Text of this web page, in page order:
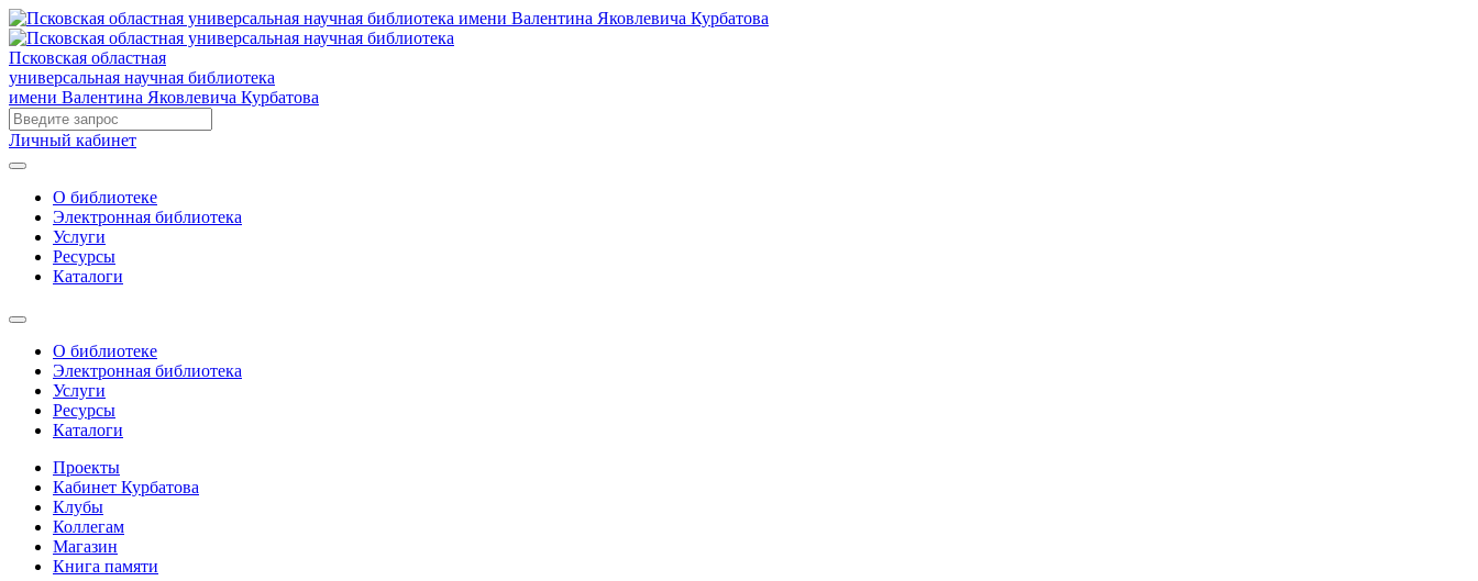
Псковская областная
универсальная научная библиотека
имени Валентина Яковлевича Курбатова
Личный кабинет
О библиотеке
Электронная библиотека
Услуги
Ресурсы
Каталоги
О библиотеке
Электронная библиотека
Услуги
Ресурсы
Каталоги
Проекты
Кабинет Курбатова
Клубы
Коллегам
Магазин
Книга памяти